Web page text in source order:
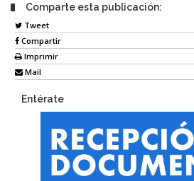
Comparte esta publicación:
Tweet
Compartir
Imprimir
Mail
Entérate